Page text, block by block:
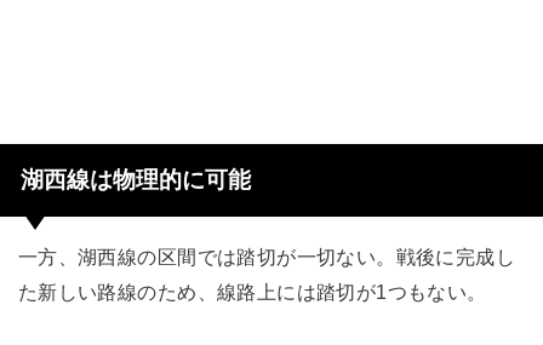
湖西線は物理的に可能
一方、湖西線の区間では踏切が一切ない。戦後に完成し
た新しい路線のため、線路上には踏切が1つもない。